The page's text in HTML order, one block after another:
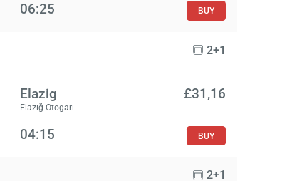
06:25 BUY
2+1
Elazig
Elazığ Otogarı
£‎31,16
04:15 BUY
2+1